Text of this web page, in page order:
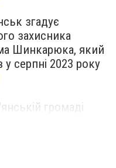
згадує
захисника
Шинкарюка, який
у серпні 2023 року
громаді